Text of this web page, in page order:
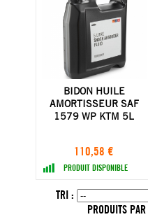
BIDON HUILE
AMORTISSEUR SAF
1579 WP KTM 5L
110,58 €
PRODUIT DISPONIBLE
TRI :
PRODUITS